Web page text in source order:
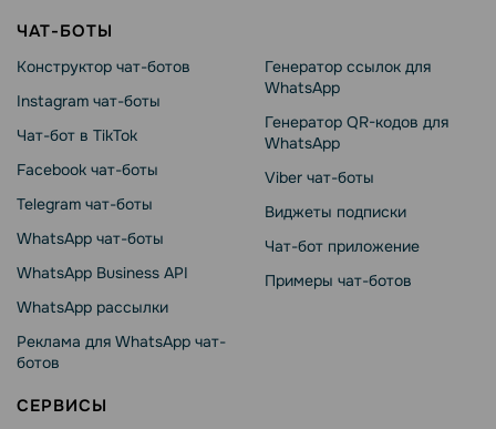
ЧАТ-БОТЫ
Конструктор чат-ботов
Instagram чат-боты
Чат-бот в TikTok
Facebook чат-боты
Telegram чат-боты
WhatsApp чат-боты
WhatsApp Business API
WhatsApp рассылки
Реклама для WhatsApp чат-
ботов
Генератор ссылок для
WhatsApp
Генератор QR-кодов для
WhatsApp
Viber чат-боты
Виджеты подписки
Чат-бот приложение
Примеры чат-ботов
СЕРВИСЫ